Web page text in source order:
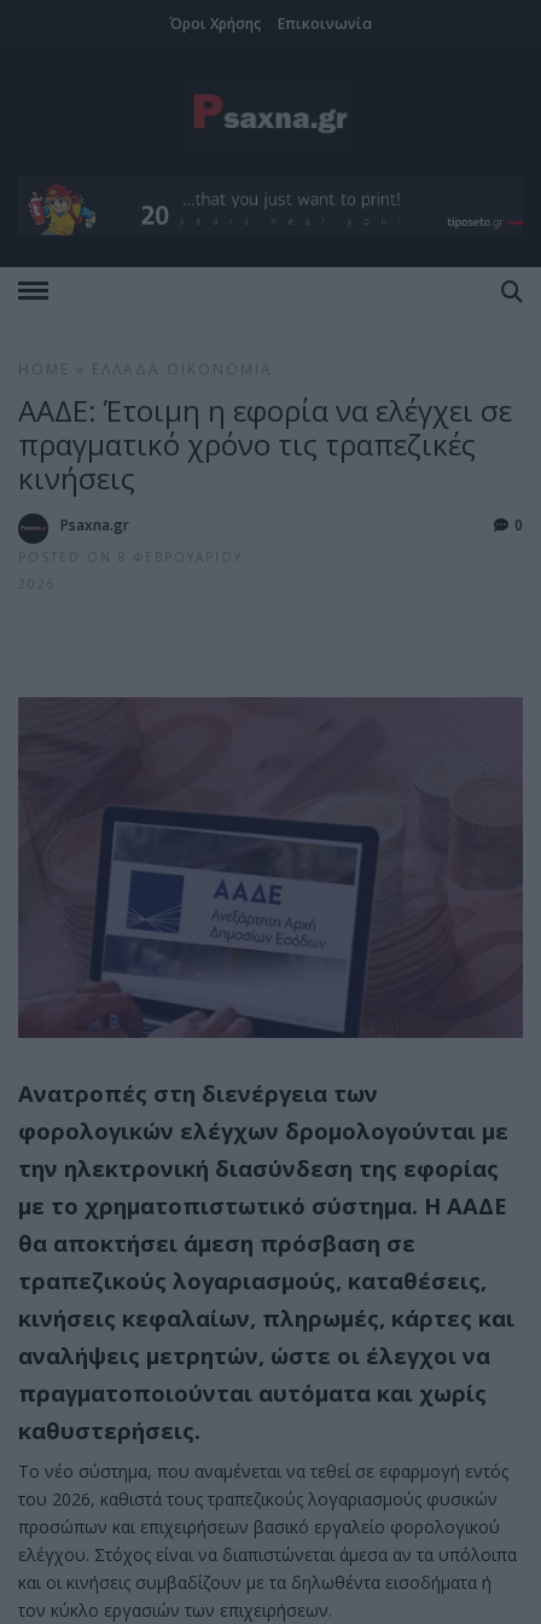
Όροι Χρήσης Επικοινωνία
HOME ΕΛΛΆΔΑ ΟΙΚΟΝΟΜΊΑ
ΑΑΔΕ: Έτοιμη η εφορία να ελέγχει σε
πραγματικό χρόνο τις τραπεζικές
κινήσεις
Psaxna.gr
POSTED ON 8 ΦΕΒΡΟΥΑΡΊΟΥ
2026
0
Ανατροπές στη διενέργεια των
φορολογικών ελέγχων δρομολογούνται με
την ηλεκτρονική διασύνδεση της εφορίας
με το χρηματοπιστωτικό σύστημα. Η ΑΑΔΕ
θα αποκτήσει άμεση πρόσβαση σε
τραπεζικούς λογαριασμούς, καταθέσεις,
κινήσεις κεφαλαίων, πληρωμές, κάρτες και
αναλήψεις μετρητών, ώστε οι έλεγχοι να
πραγματοποιούνται αυτόματα και χωρίς
καθυστερήσεις.
Το νέο σύστημα, που αναμένεται να τεθεί σε εφαρμογή εντός
του 2026, καθιστά τους τραπεζικούς λογαριασμούς φυσικών
προσώπων και επιχειρήσεων βασικό εργαλείο φορολογικού
ελέγχου. Στόχος είναι να διαπιστώνεται άμεσα αν τα υπόλοιπα
και οι κινήσεις συμβαδίζουν με τα δηλωθέντα εισοδήματα ή
τον κύκλο εργασιών των επιχειρήσεων.